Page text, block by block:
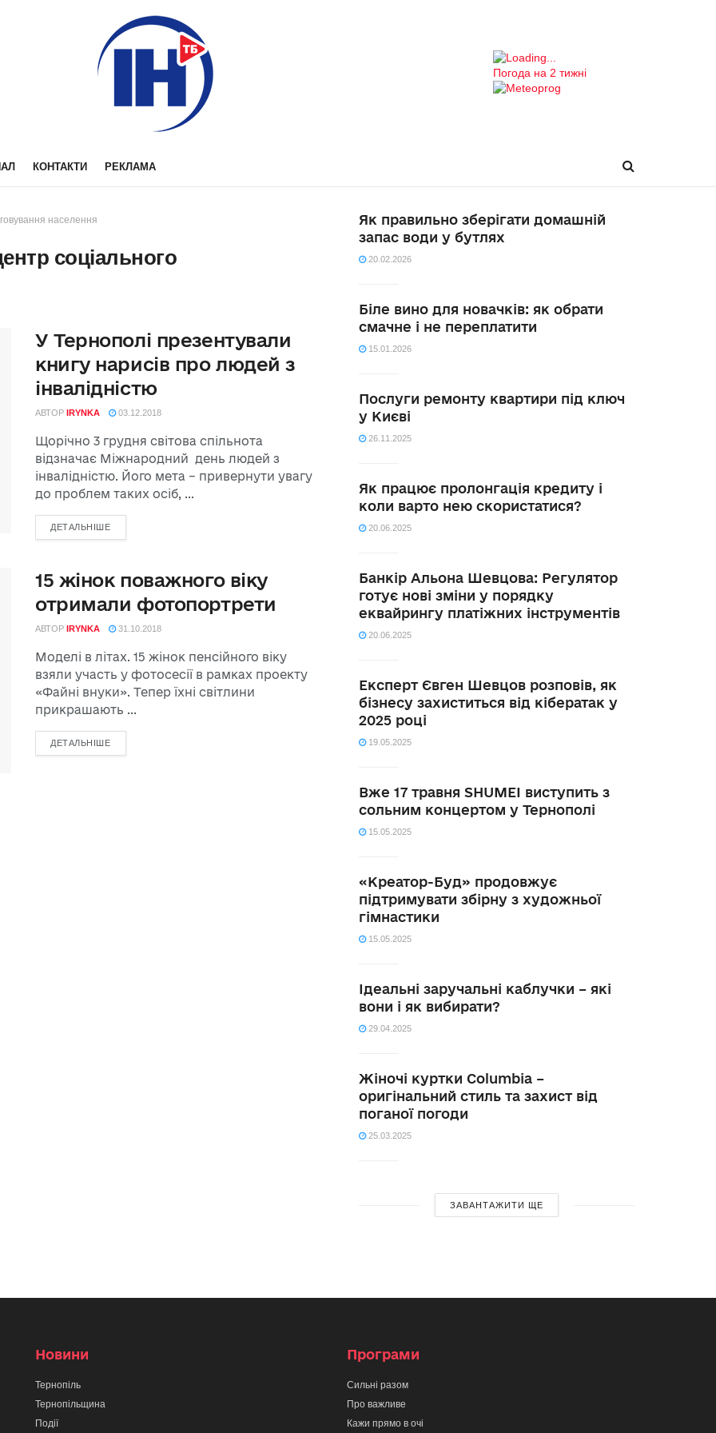
Погода на 2 тижні
КОНТАКТИ РЕКЛАМА
населення
соціального
У Тернополі презентували
книгу нарисів про людей з
інвалідністю
АВТОР IRYNKA 03.12.2018
Щорічно 3 грудня світова спільнота
відзначає Міжнародний день людей з
інвалідністю. Його мета – привернути увагу
до проблем таких осіб, ...
ДЕТАЛЬНІШЕ
15 жінок поважного віку
отримали фотопортрети
АВТОР IRYNKA 31.10.2018
Моделі в літах. 15 жінок пенсійного віку
взяли участь у фотосесії в рамках проекту
«Файні внуки». Тепер їхні світлини
прикрашають ...
ДЕТАЛЬНІШЕ
Як правильно зберігати домашній
запас води у бутлях
20.02.2026
Біле вино для новачків: як обрати
смачне і не переплатити
15.01.2026
Послуги ремонту квартири під ключ
у Києві
26.11.2025
Як працює пролонгація кредиту і
коли варто нею скористатися?
20.06.2025
Банкір Альона Шевцова: Регулятор
готує нові зміни у порядку
еквайрингу платіжних інструментів
20.06.2025
Експерт Євген Шевцов розповів, як
бізнесу захиститься від кібератак у
2025 році
19.05.2025
Вже 17 травня SHUMEI виступить з
сольним концертом у Тернополі
15.05.2025
«Креатор-Буд» продовжує
підтримувати збірну з художньої
гімнастики
15.05.2025
Ідеальні заручальні каблучки – які
вони і як вибирати?
29.04.2025
Жіночі куртки Columbia –
оригінальний стиль та захист від
поганої погоди
25.03.2025
ЗАВАНТАЖИТИ ЩЕ
Новини
Тернопіль
Тернопільщина
Події
Програми
Сильні разом
Про важливе
Кажи прямо в очі